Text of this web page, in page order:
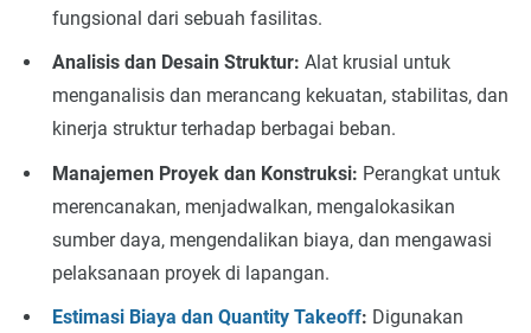
fungsional dari sebuah fasilitas.
Analisis dan Desain Struktur: Alat krusial untuk
menganalisis dan merancang kekuatan, stabilitas, dan
kinerja struktur terhadap berbagai beban.
Manajemen Proyek dan Konstruksi: Perangkat untuk
merencanakan, menjadwalkan, mengalokasikan
sumber daya, mengendalikan biaya, dan mengawasi
pelaksanaan proyek di lapangan.
Estimasi Biaya dan Quantity Takeoff: Digunakan